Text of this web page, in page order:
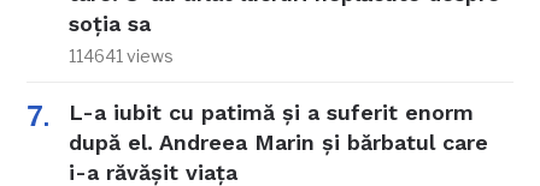
soția sa
114641 views
L-a iubit cu patimă și a suferit enorm
după el. Andreea Marin și bărbatul care
i-a răvășit viața